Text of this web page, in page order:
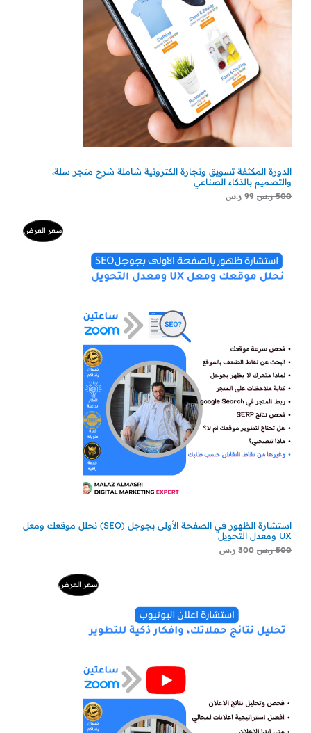
الدورة المكثفة تسويق وتجارة الكترونية شاملة شرح متجر سلة،
والتصميم بالذكاء الصناعي
500 ر.س 99 ر.س
سعر العرضمنتج
استشارة الظهور في الصفحة الأولى بجوجل (SEO) نحلل موقعك ومعل
UX ومعدل التحويل
500 ر.س
500 ر.س.
300 ر.س
300 ر.س.
سعر العرضمنتج
229 ر.س.